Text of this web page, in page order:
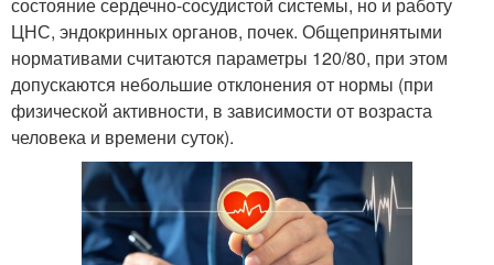
ЦНС, эндокринных органов, почек. Общепринятыми
нормативами считаются параметры 120/80, при этом
допускаются небольшие отклонения от нормы (при
физической активности, в зависимости от возраста
человека и времени суток).